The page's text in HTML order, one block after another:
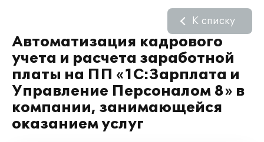
Автоматизация кадрового
учета и расчета заработной
платы на ПП «1С:Зарплата и
Управление Персоналом 8» в
компании, занимающейся
оказанием услуг
К списку